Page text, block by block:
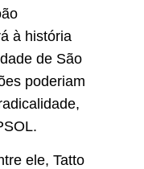
à história
de São
poderiam
ele, Tatto